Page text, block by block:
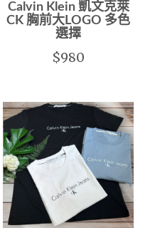
Calvin Klein 凱文克萊
CK 胸前大LOGO 多色
選擇
$980